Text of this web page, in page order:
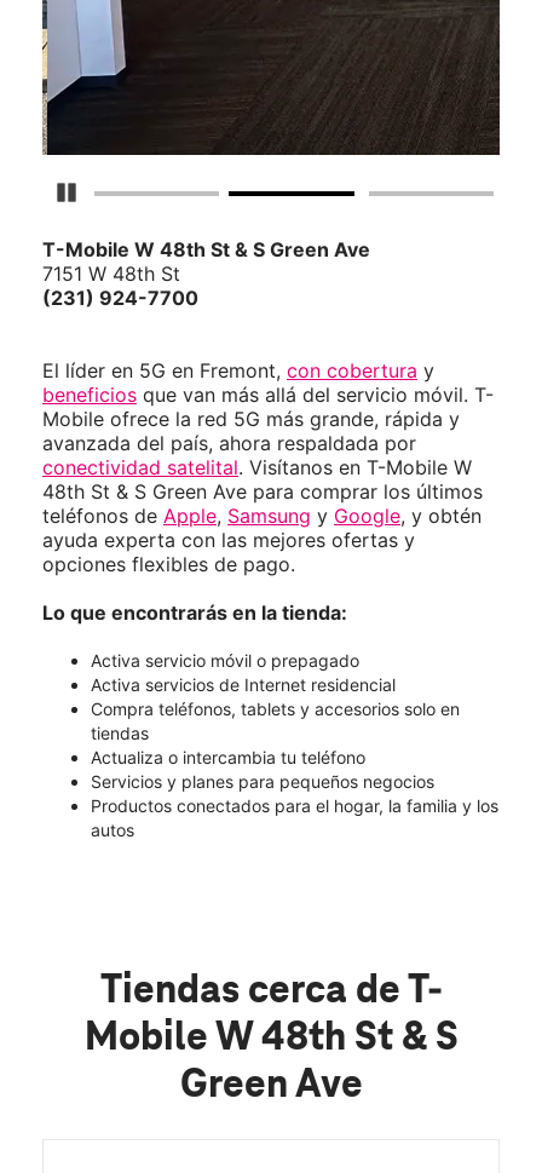
Detener carrusel
T-Mobile W 48th St & S Green Ave
7151 W 48th St
(231) 924-7700
El líder en 5G en Fremont, con cobertura y
beneficios que van más allá del servicio móvil. T-
Mobile ofrece la red 5G más grande, rápida y
avanzada del país, ahora respaldada por
conectividad satelital. Visítanos en T-Mobile W
48th St & S Green Ave para comprar los últimos
teléfonos de Apple, Samsung y Google, y obtén
ayuda experta con las mejores ofertas y
opciones flexibles de pago.
Lo que encontrarás en la tienda:
Activa servicio móvil o prepagado
Activa servicios de Internet residencial
Compra teléfonos, tablets y accesorios solo en
tiendas
Actualiza o intercambia tu teléfono
Servicios y planes para pequeños negocios
Productos conectados para el hogar, la familia y los
autos
Tiendas cerca de T-
Mobile W 48th St & S
Green Ave